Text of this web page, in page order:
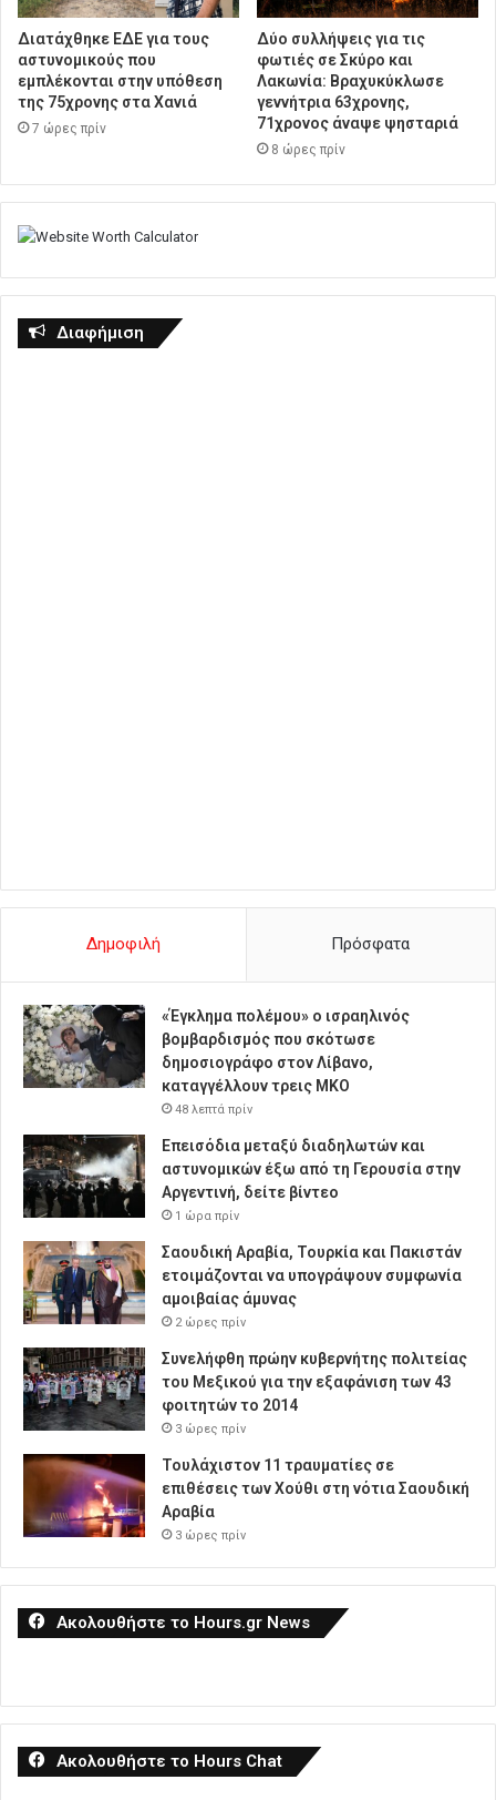
Διατάχθηκε ΕΔΕ για τους
αστυνομικούς που
εμπλέκονται στην υπόθεση
της 75χρονης στα Χανιά
7 ώρες πρίν
Δύο συλλήψεις για τις
φωτιές σε Σκύρο και
Λακωνία: Βραχυκύκλωσε
γεννήτρια 63χρονης,
71χρονος άναψε ψησταριά
8 ώρες πρίν
Διαφήμιση
Δημοφιλή Πρόσφατα
«Έγκλημα πολέμου» ο ισραηλινός
βομβαρδισμός που σκότωσε
δημοσιογράφο στον Λίβανο,
καταγγέλλουν τρεις ΜΚΟ
48 λεπτά πρίν
Επεισόδια μεταξύ διαδηλωτών και
αστυνομικών έξω από τη Γερουσία στην
Αργεντινή, δείτε βίντεο
1 ώρα πρίν
Σαουδική Αραβία, Τουρκία και Πακιστάν
ετοιμάζονται να υπογράψουν συμφωνία
αμοιβαίας άμυνας
2 ώρες πρίν
Συνελήφθη πρώην κυβερνήτης πολιτείας
του Μεξικού για την εξαφάνιση των 43
φοιτητών το 2014
3 ώρες πρίν
Τουλάχιστον 11 τραυματίες σε
επιθέσεις των Χούθι στη νότια Σαουδική
Αραβία
3 ώρες πρίν
Ακολουθήστε το Hours.gr News
Ακολουθήστε το Hours Chat